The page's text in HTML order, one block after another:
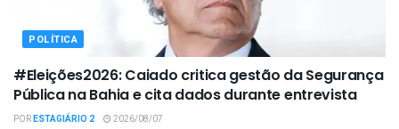
POLÍTICA
#Eleições2026: Caiado critica gestão da Segurança
Pública na Bahia e cita dados durante entrevista
PORESTAGIÁRIO 2 2026/08/07